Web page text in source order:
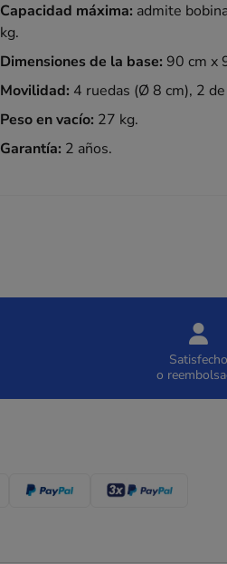
Capacidad máxima: admite
kg.
Dimensiones de la base: 90 cm x
Movilidad: 4 ruedas (Ø 8 cm), 2
Peso en vacío: 27 kg.
Garantía: 2 años.
Satisfecho
o